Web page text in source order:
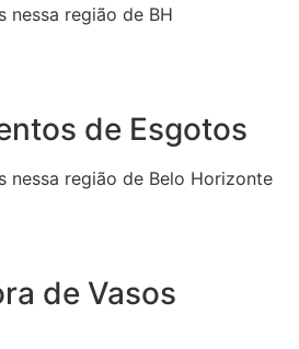
nessa região de BH
de Esgotos
nessa região de Belo Horizonte
de Vasos